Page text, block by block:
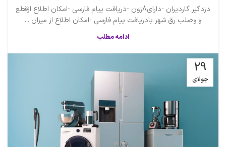
دزدگیر گاردیران -دارای8زون -دریافت پیام فارسی -امکان اطلاع ازقطع
و وصلب رق شهر بادریافت پیام فارسی -امکان اطلاع از میزان ...
ادامه مطلب
29
جولای